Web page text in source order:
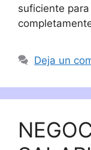
suficiente
Deja un